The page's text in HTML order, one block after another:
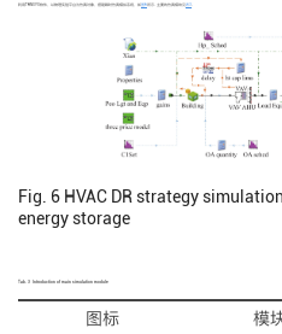
利用TRNSYS软件，以物理实验平台为仿真对象，搭建瞬时仿真模拟系统，如图6所示. 主要的仿真模块见 表3
Fig. 6 HVAC DR strategy
energy storage
Tab. 3 Introduction of main simulation module
图标 模